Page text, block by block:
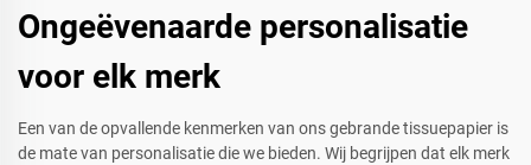
Ongeëvenaarde personalisatie
voor elk merk
Een van de opvallende kenmerken van ons gebrande tissuepapier is
de mate van personalisatie die we bieden. Wij begrijpen dat elk merk